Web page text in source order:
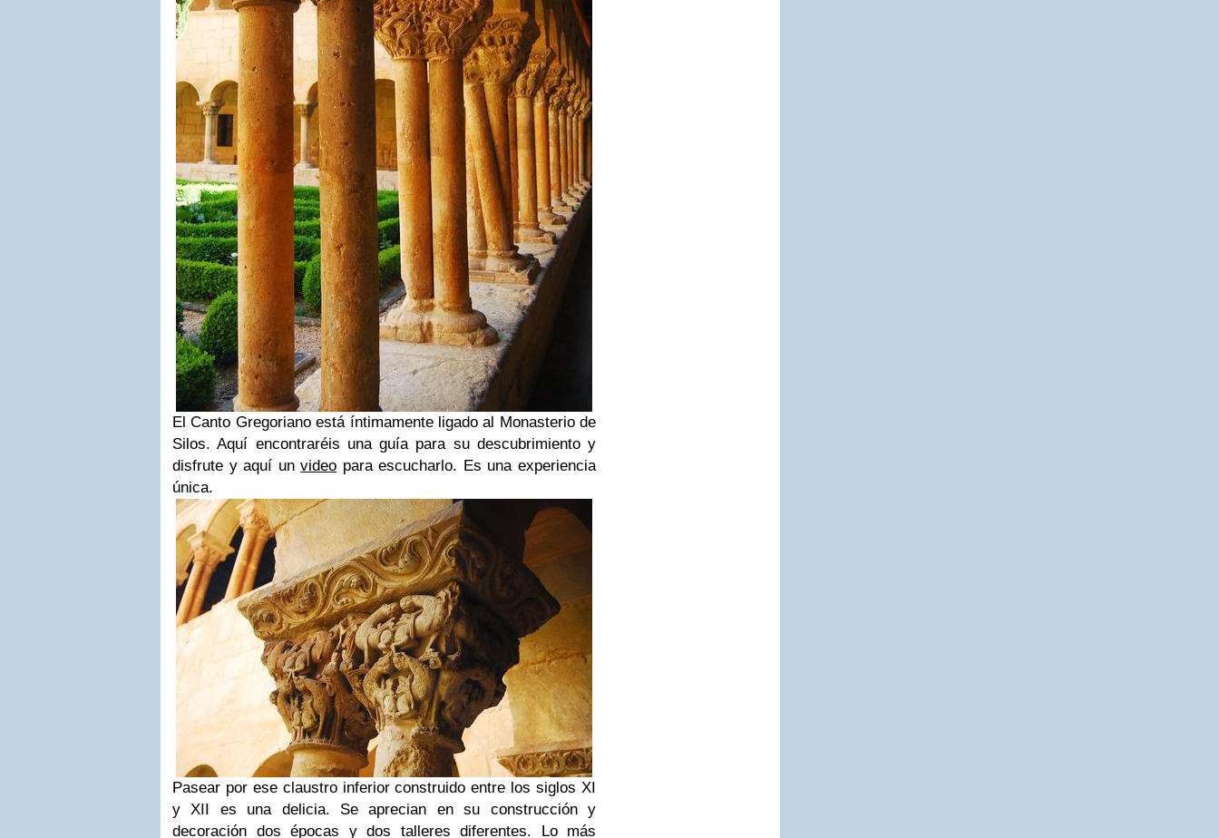
El Canto Gregoriano está íntimamente ligado al Monasterio de
Silos. Aquí encontraréis una guía para su descubrimiento y
disfrute y aquí unvideo para escucharlo. Es una experiencia
única.
Pasear por ese claustro inferior construido entre los siglos XI
y XII es una delicia. Se aprecian en su construcción y
decoración dos épocas y dos talleres diferentes. Lo más